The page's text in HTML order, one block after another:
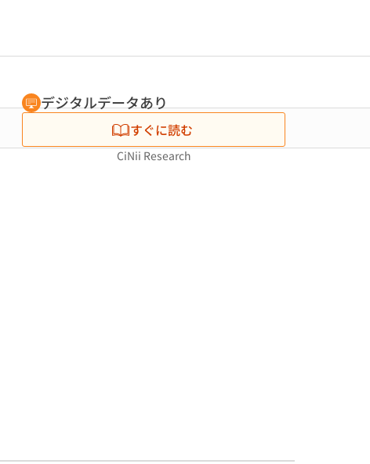
デジタルデータあり
すぐに読む
CiNii Research